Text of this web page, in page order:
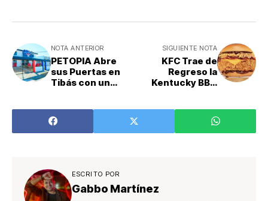
NOTA ANTERIOR
PETOPIA Abre
sus Puertas en
Tibás con un
Alta Tecnología
SIGUIENTE NOTA
KFC Trae de
Regreso la
Kentucky BBQ
ESCRITO POR
Gabbo Martínez